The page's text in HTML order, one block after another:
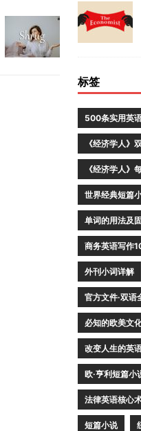
标签
500条实用英
《经济学人》
《经济学人》
世界经典短篇
单词的用法及
商务英语写作
外刊小词详解
官方文件·双语
必知的欧美文
改变人生的英
欧·亨利短篇小
法律英语核心
短篇小说